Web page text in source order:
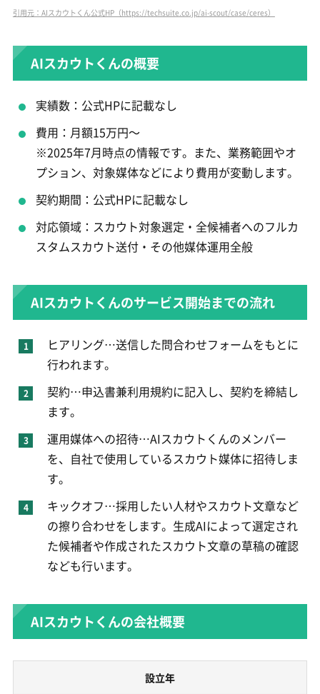
引用元：AIスカウトくん公式HP（https://techsuite.co.jp/ai-scout/case/ceres）
AIスカウトくんの概要
実績数：公式HPに記載なし
費用：月額15万円～
※2025年7月時点の情報です。また、業務範囲やオ
プション、対象媒体などにより費用が変動します。
契約期間：公式HPに記載なし
対応領域：スカウト対象選定・全候補者へのフルカ
スタムスカウト送付・その他媒体運用全般
AIスカウトくんのサービス開始までの流れ
ヒアリング…送信した問合わせフォームをもとに
行われます。
契約…申込書兼利用規約に記入し、契約を締結し
ます。
運用媒体への招待…AIスカウトくんのメンバー
を、自社で使用しているスカウト媒体に招待しま
す。
キックオフ…採用したい人材やスカウト文章など
の擦り合わせをします。生成AIによって選定され
た候補者や作成されたスカウト文章の草稿の確認
なども行います。
AIスカウトくんの会社概要
設立年